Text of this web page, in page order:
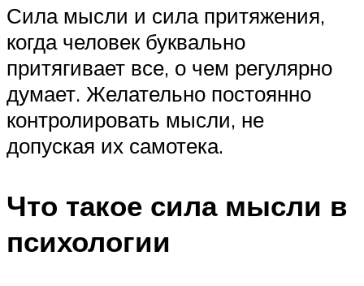
Сила мысли и сила притяжения,
когда человек буквально
притягивает все, о чем регулярно
думает. Желательно постоянно
контролировать мысли, не
допуская их самотека.
Что такое сила мысли в
психологии